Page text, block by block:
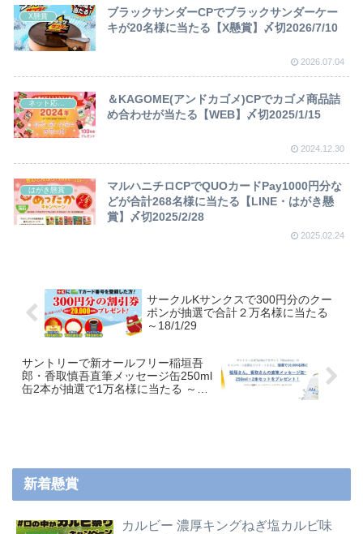
X懸賞
ブラックサンダーCPでブラックサンダーケー
キが20名様に当たる【X懸賞】〆切2026/7/10
2026.07.04
＆KAGOME(アンドカゴメ)CPでカゴメ商品詰
め合わせが当たる【WEB】〆切2025/1/15
2024.12.30
はがき懸賞
マルハニチロCPでQUOカードPay1000円分な
どが合計268名様に当たる【LINE・はがき懸
賞】〆切2025/2/28
2025.02.24
サークルKサンクスで300円分のクー
ポンが抽選で合計２万名様に当たる
～18/1/29
サントリーで新オールフリー稲垣吾
郎・香取慎吾直筆メッセージ缶250ml
缶2本が抽選で1万名様に当たる ～
新着懸賞
カルビー 濃厚キングねぎ塩カルビ味